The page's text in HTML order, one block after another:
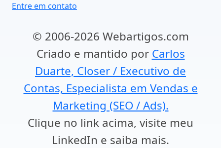
Entre em contato
© 2006-2026 Webartigos.com
Criado e mantido por Carlos
Duarte, Closer / Executivo de
Contas, Especialista em Vendas e
Marketing (SEO / Ads).
Clique no link acima, visite meu
LinkedIn e saiba mais.